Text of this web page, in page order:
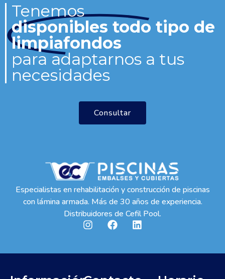
Tenemos
disponibles todo tipo de
limpiafondos
para adaptarnos a tus
necesidades
Consultar
Especialistas en rehabilitación y construcción de piscinas
con lámina armada. Más de 30 años de experiencia.
Distribuidores de Cefil Pool.